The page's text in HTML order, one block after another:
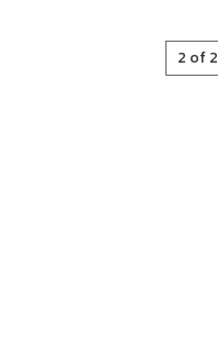
2 of 2